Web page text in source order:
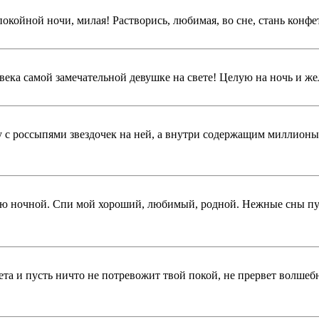
ночи, милая! Растворись, любимая, во сне, стань
самой замечательной девушке на свете! Целую на ночь и
россыпями звездочек на ней, а внутри содержащим
ночной. Спи мой хороший, любимый, родной. Нежные сны
и пусть ничто не потревожит твой покой, не прервет